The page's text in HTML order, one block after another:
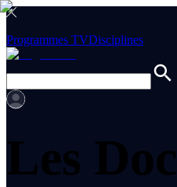
Programmes TVDisciplines
Les